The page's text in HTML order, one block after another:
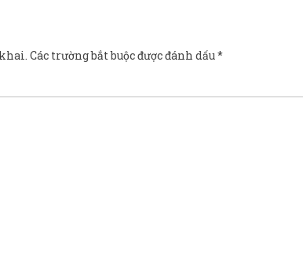
Các trường bắt buộc được đánh dấu*